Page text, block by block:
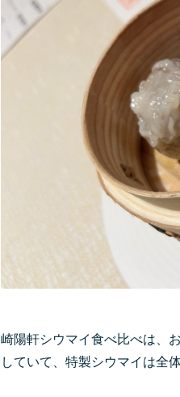
崎陽軒シウマイ食べ比べは、
していて、特製シウマイは全